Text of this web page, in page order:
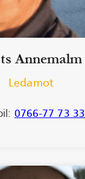
Annemalm
Ledamot
0766-77 73 33